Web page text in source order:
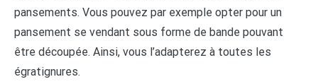
pansements. Vous pouvez par exemple opter pour un
pansement se vendant sous forme de bande pouvant
être découpée. Ainsi, vous l’adapterez à toutes les
égratignures.